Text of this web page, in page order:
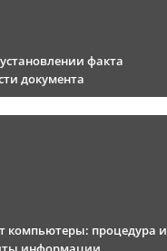
факта
документа
компьютеры: процедура и